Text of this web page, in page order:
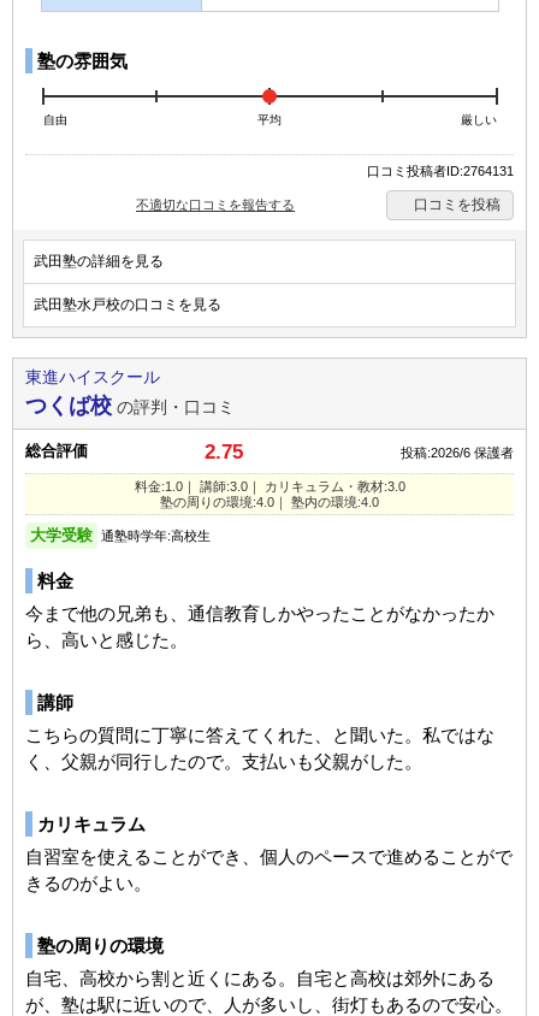
塾の雰囲気
自由 平均 厳しい
口コミ投稿者ID:2764131
不適切な口コミを報告する 口コミを投稿
武田塾の詳細を見る
武田塾水戸校の口コミを見る
東進ハイスクール
つくば校 の評判・口コミ
総合評価 2.75 投稿:2026/6 保護者
料金:1.0｜ 講師:3.0｜ カリキュラム・教材:3.0
塾の周りの環境:4.0｜ 塾内の環境:4.0
大学受験 通塾時学年:高校生
料金
今まで他の兄弟も、通信教育しかやったことがなかったか
ら、高いと感じた。
講師
こちらの質問に丁寧に答えてくれた、と聞いた。私ではな
く、父親が同行したので。支払いも父親がした。
カリキュラム
自習室を使えることができ、個人のペースで進めることがで
きるのがよい。
塾の周りの環境
自宅、高校から割と近くにある。自宅と高校は郊外にある
が、塾は駅に近いので、人が多いし、街灯もあるので安心。